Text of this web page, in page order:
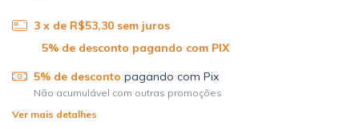
3 x de R$53,30 sem juros
5% de desconto pagando com Pix
Não acumulável com outras promoções
Ver mais detalhes